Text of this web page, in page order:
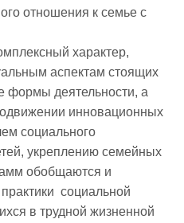
отношения к семье с
характер,
аспектам стоящих
формы деятельности, а
инновационных
социального
укреплению семейных
обобщаются и
социальной
в трудной жизненной